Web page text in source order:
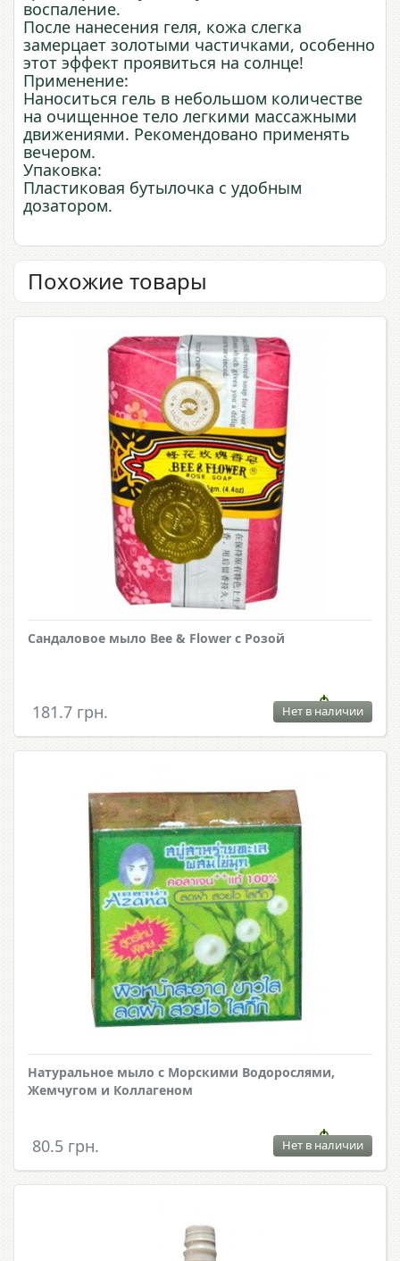
воспаление.
После нанесения геля, кожа слегка
замерцает золотыми частичками, особенно
этот эффект проявиться на солнце!
Применение:
Наноситься гель в небольшом количестве
на очищенное тело легкими массажными
движениями. Рекомендовано применять
вечером.
Упаковка:
Пластиковая бутылочка с удобным
дозатором.
Похожие товары
Сандаловое мыло Bee & Flower с Розой
181.7 грн. Нет в наличии
Натуральное мыло с Морскими Водорослями,
Жемчугом и Коллагеном
80.5 грн. Нет в наличии